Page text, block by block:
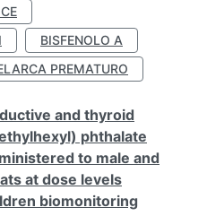
BISFENOLO A
PREMATURO
and thyroid
phthalate
to male and
at dose levels
biomonitoring